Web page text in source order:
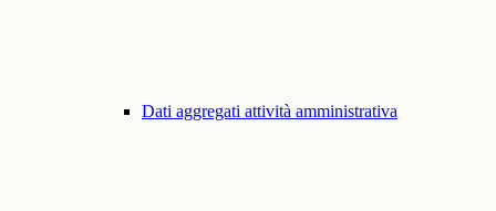
Dati aggregati attività amministrativa